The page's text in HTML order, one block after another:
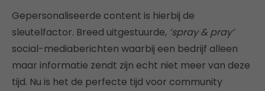
Gepersonaliseerde content is hierbij de
sleutelfactor. Breed uitgestuurde, ‘spray & pray’
social-mediaberichten waarbij een bedrijf alleen
maar informatie zendt zijn echt niet meer van deze
tijd. Nu is het de perfecte tijd voor community